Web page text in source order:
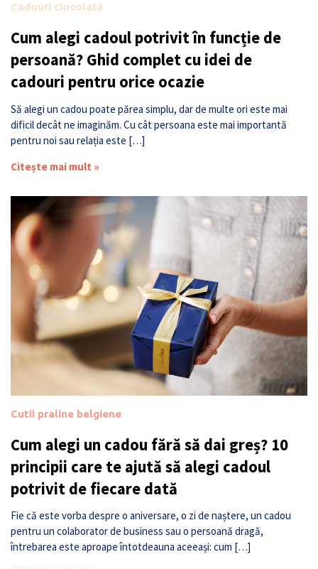
Cadouri ciocolată
Cum alegi cadoul potrivit în funcție de
persoană? Ghid complet cu idei de
cadouri pentru orice ocazie
Să alegi un cadou poate părea simplu, dar de multe ori este mai
dificil decât ne imaginăm. Cu cât persoana este mai importantă
pentru noi sau relația este […]
Citește mai mult »
Cutii praline belgiene
Cum alegi un cadou fără să dai greș? 10
principii care te ajută să alegi cadoul
potrivit de fiecare dată
Fie că este vorba despre o aniversare, o zi de naștere, un cadou
pentru un colaborator de business sau o persoană dragă,
întrebarea este aproape întotdeauna aceeași: cum […]